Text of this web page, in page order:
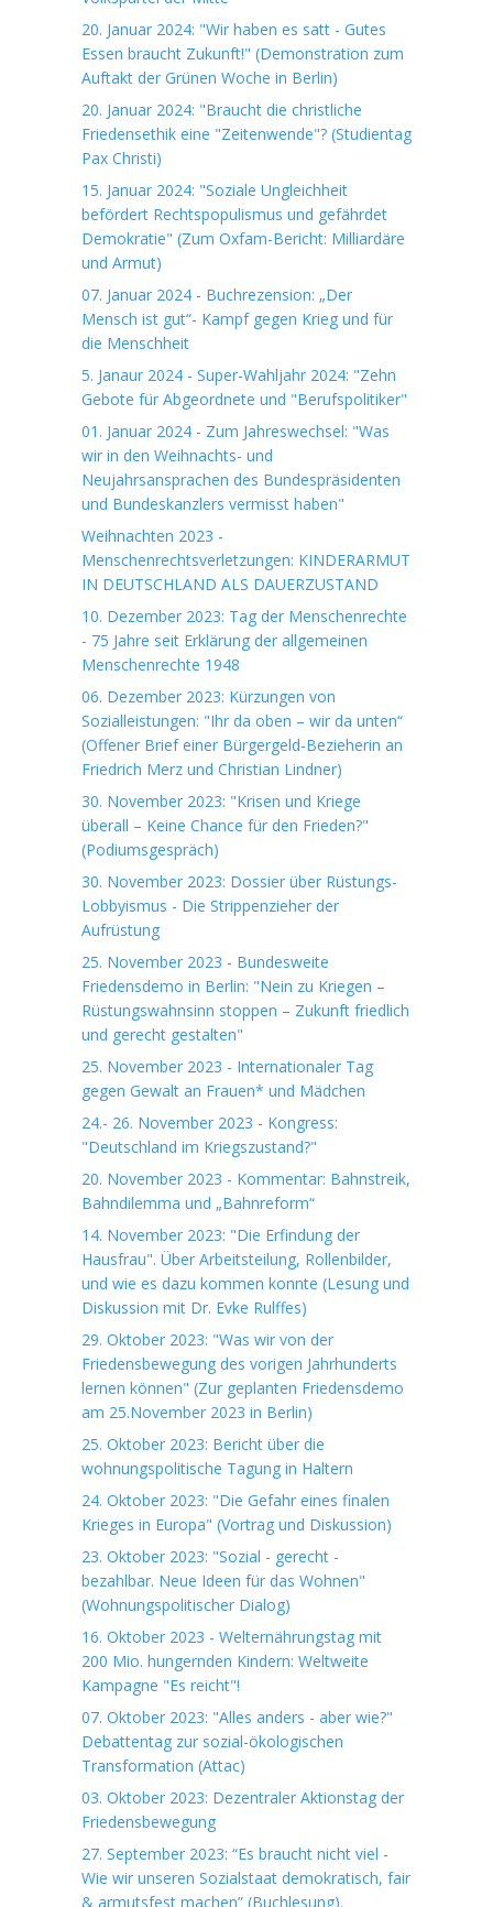
20. Januar 2024: "Wir haben es satt - Gutes
Essen braucht Zukunft!" (Demonstration zum
Auftakt der Grünen Woche in Berlin)
20. Januar 2024: "Braucht die christliche
Friedensethik eine "Zeitenwende"? (Studientag
Pax Christi)
15. Januar 2024: "Soziale Ungleichheit
befördert Rechtspopulismus und gefährdet
Demokratie" (Zum Oxfam-Bericht: Milliardäre
und Armut)
07. Januar 2024 - Buchrezension: „Der
Mensch ist gut“- Kampf gegen Krieg und für
die Menschheit
5. Janaur 2024 - Super-Wahljahr 2024: "Zehn
Gebote für Abgeordnete und "Berufspolitiker"
01. Januar 2024 - Zum Jahreswechsel: "Was
wir in den Weihnachts- und
Neujahrsansprachen des Bundespräsidenten
und Bundeskanzlers vermisst haben"
Weihnachten 2023 -
Menschenrechtsverletzungen: KINDERARMUT
IN DEUTSCHLAND ALS DAUERZUSTAND
10. Dezember 2023: Tag der Menschenrechte
- 75 Jahre seit Erklärung der allgemeinen
Menschenrechte 1948
06. Dezember 2023: Kürzungen von
Sozialleistungen: "Ihr da oben – wir da unten“
(Offener Brief einer Bürgergeld-Bezieherin an
Friedrich Merz und Christian Lindner)
30. November 2023: "Krisen und Kriege
überall – Keine Chance für den Frieden?"
(Podiumsgespräch)
30. November 2023: Dossier über Rüstungs-
Lobbyismus - Die Strippenzieher der
Aufrüstung
25. November 2023 - Bundesweite
Friedensdemo in Berlin: "Nein zu Kriegen –
Rüstungswahnsinn stoppen – Zukunft friedlich
und gerecht gestalten"
25. November 2023 - Internationaler Tag
gegen Gewalt an Frauen* und Mädchen
24.- 26. November 2023 - Kongress:
"Deutschland im Kriegszustand?"
20. November 2023 - Kommentar: Bahnstreik,
Bahndilemma und „Bahnreform“
14. November 2023: "Die Erfindung der
Hausfrau". Über Arbeitsteilung, Rollenbilder,
und wie es dazu kommen konnte (Lesung und
Diskussion mit Dr. Evke Rulffes)
29. Oktober 2023: "Was wir von der
Friedensbewegung des vorigen Jahrhunderts
lernen können" (Zur geplanten Friedensdemo
am 25.November 2023 in Berlin)
25. Oktober 2023: Bericht über die
wohnungspolitische Tagung in Haltern
24. Oktober 2023: "Die Gefahr eines finalen
Krieges in Europa" (Vortrag und Diskussion)
23. Oktober 2023: "Sozial - gerecht -
bezahlbar. Neue Ideen für das Wohnen"
(Wohnungspolitischer Dialog)
16. Oktober 2023 - Welternährungstag mit
200 Mio. hungernden Kindern: Weltweite
Kampagne "Es reicht"!
07. Oktober 2023: "Alles anders - aber wie?"
Debattentag zur sozial-ökologischen
Transformation (Attac)
03. Oktober 2023: Dezentraler Aktionstag der
Friedensbewegung
27. September 2023: “Es braucht nicht viel -
Wie wir unseren Sozialstaat demokratisch, fair
& armutsfest machen” (Buchlesung).